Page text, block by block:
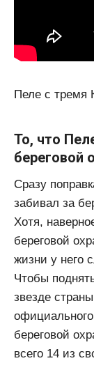
Пеле с тремя
То, что
береговой
Сразу
забивал за
Хотя,
береговой
жизни у него
Чтобы
звезде
береговой
всего 14 из